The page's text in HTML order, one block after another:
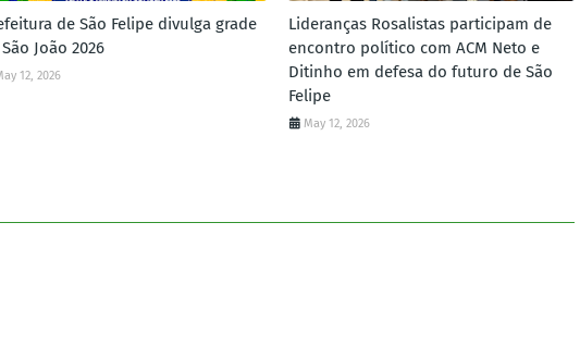
de São Felipe divulga grade
João 2026
12, 2026
Lideranças Rosalistas participam de
encontro político com ACM Neto e
Ditinho em defesa do futuro de São
Felipe
May 12, 2026